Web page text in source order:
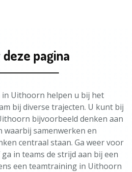
deze pagina
Uithoorn helpen u bij het
bij diverse trajecten. U kunt bij
bijvoorbeeld denken aan
waarbij samenwerken en
centraal staan. Ga weer voor
in teams de strijd aan bij een
een teamtraining in Uithoorn